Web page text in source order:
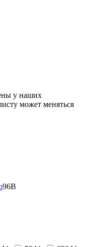
у наших
может меняться
96В